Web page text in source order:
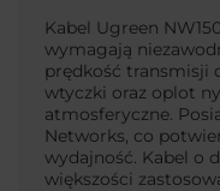
Kabel Ugreen
wymagają
prędkość transmisji
wtyczki oraz oplot
atmosferyczne.
Networks, co
wydajność. Kabel o
większości